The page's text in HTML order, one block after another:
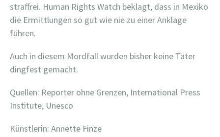
straffrei. Human Rights Watch beklagt, dass in Mexiko
die Ermittlungen so gut wie nie zu einer Anklage
führen.
Auch in diesem Mordfall wurden bisher keine Täter
dingfest gemacht.
Quellen: Reporter ohne Grenzen, International Press
Institute, Unesco
Künstlerin: Annette Finze